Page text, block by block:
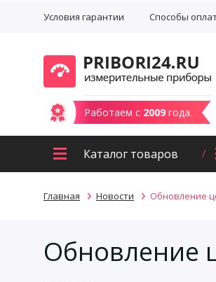
Условия гарантии Способы
Работаем с 2009 года.
Каталог товаров
Главная Новости Обновление
Обновление